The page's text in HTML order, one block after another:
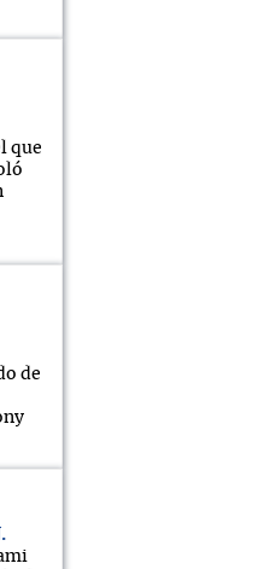
que
de